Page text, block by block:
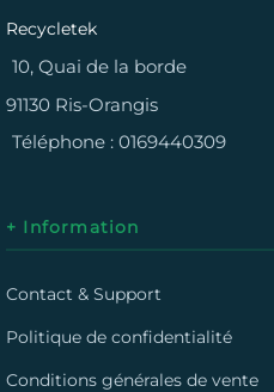
Recycletek
10, Quai de la borde
91130 Ris-Orangis
Téléphone : 0169440309
+ Information
Contact & Support
Politique de confidentialité
Conditions générales de vente